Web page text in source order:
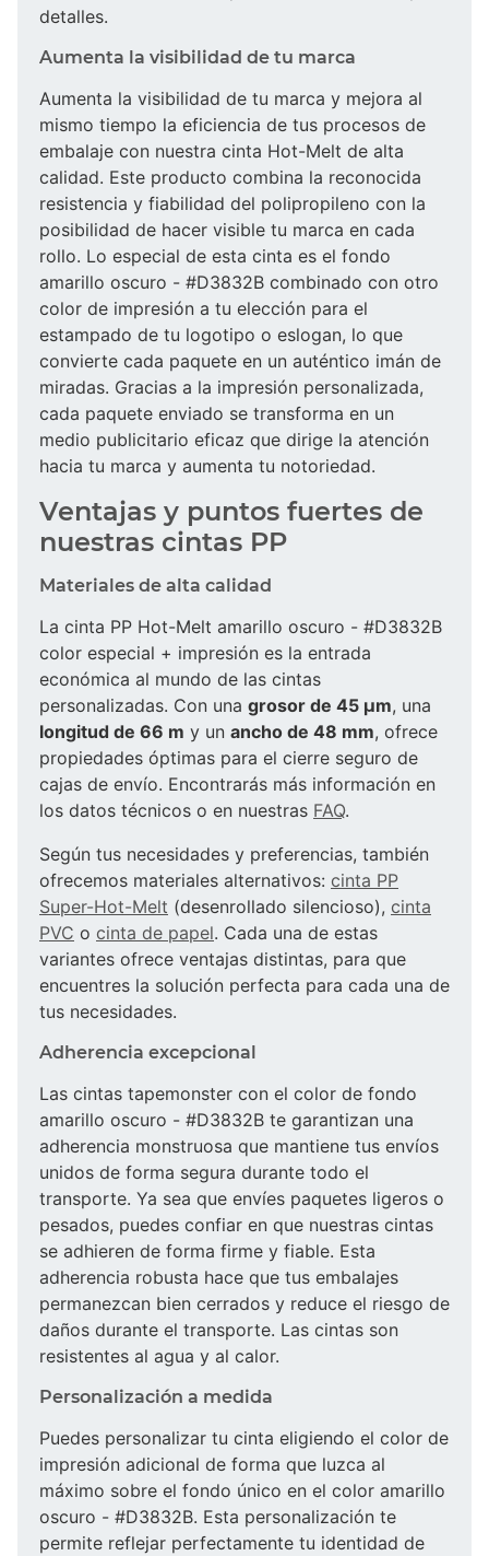
detalles.
Aumenta la visibilidad de tu marca
Aumenta la visibilidad de tu marca y mejora al
mismo tiempo la eficiencia de tus procesos de
embalaje con nuestra cinta Hot-Melt de alta
calidad. Este producto combina la reconocida
resistencia y fiabilidad del polipropileno con la
posibilidad de hacer visible tu marca en cada
rollo. Lo especial de esta cinta es el fondo
amarillo oscuro - #D3832B combinado con otro
color de impresión a tu elección para el
estampado de tu logotipo o eslogan, lo que
convierte cada paquete en un auténtico imán de
miradas. Gracias a la impresión personalizada,
cada paquete enviado se transforma en un
medio publicitario eficaz que dirige la atención
hacia tu marca y aumenta tu notoriedad.
Ventajas y puntos fuertes de
nuestras cintas PP
Materiales de alta calidad
La cinta PP Hot-Melt amarillo oscuro - #D3832B
color especial + impresión es la entrada
económica al mundo de las cintas
personalizadas. Con una grosor de 45 µm, una
longitud de 66 m y un ancho de 48 mm, ofrece
propiedades óptimas para el cierre seguro de
cajas de envío. Encontrarás más información en
los datos técnicos o en nuestras FAQ.
Según tus necesidades y preferencias, también
ofrecemos materiales alternativos: cinta PP
Super-Hot-Melt (desenrollado silencioso), cinta
PVC o cinta de papel. Cada una de estas
variantes ofrece ventajas distintas, para que
encuentres la solución perfecta para cada una de
tus necesidades.
Adherencia excepcional
Las cintas tapemonster con el color de fondo
amarillo oscuro - #D3832B te garantizan una
adherencia monstruosa que mantiene tus envíos
unidos de forma segura durante todo el
transporte. Ya sea que envíes paquetes ligeros o
pesados, puedes confiar en que nuestras cintas
se adhieren de forma firme y fiable. Esta
adherencia robusta hace que tus embalajes
permanezcan bien cerrados y reduce el riesgo de
daños durante el transporte. Las cintas son
resistentes al agua y al calor.
Personalización a medida
Puedes personalizar tu cinta eligiendo el color de
impresión adicional de forma que luzca al
máximo sobre el fondo único en el color amarillo
oscuro - #D3832B. Esta personalización te
permite reflejar perfectamente tu identidad de